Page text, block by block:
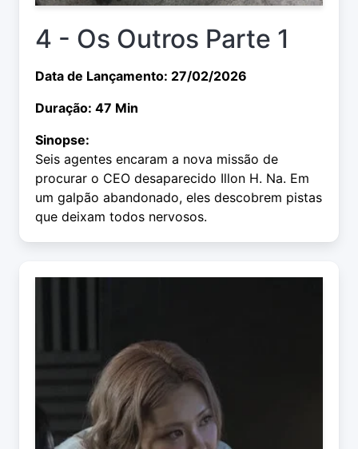
4 - Os Outros Parte 1
Data de Lançamento: 27/02/2026
Duração: 47 Min
Sinopse:
Seis agentes encaram a nova missão de
procurar o CEO desaparecido Illon H. Na. Em
um galpão abandonado, eles descobrem pistas
que deixam todos nervosos.